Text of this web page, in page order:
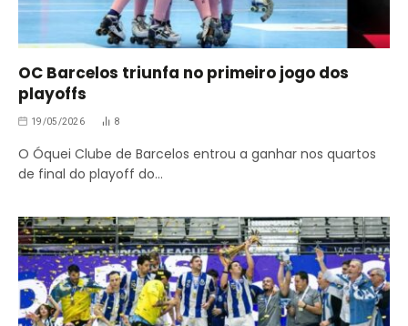
OC Barcelos triunfa no primeiro jogo dos
playoffs
19/05/2026 8
O Óquei Clube de Barcelos entrou a ganhar nos quartos
de final do playoff do…